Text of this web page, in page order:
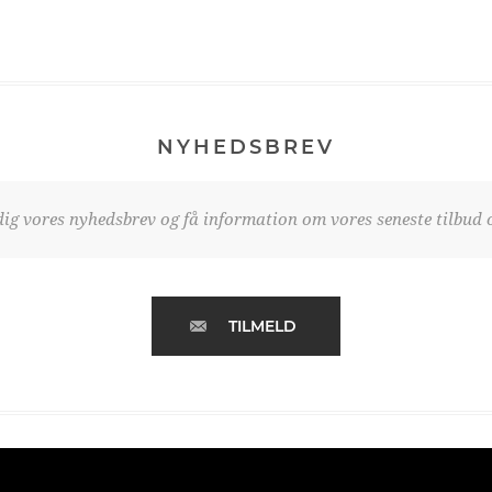
NYHEDSBREV
vores nyhedsbrev og få information om vores seneste tilbud
TILMELD